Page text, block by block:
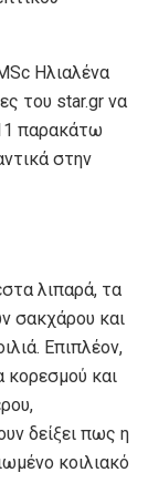
Ηλιαλένα
του star.gr να
παρακάτω
στην
λιπαρά, τα
σακχάρου και
Επιπλέον,
κορεσμού και
δείξει πως η
κοιλιακό